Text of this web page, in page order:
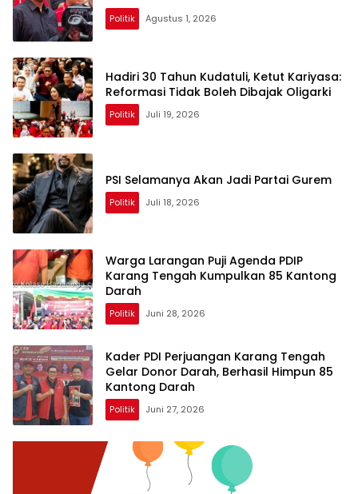
Politik Agustus 1, 2026
Hadiri 30 Tahun Kudatuli, Ketut Kariyasa:
Reformasi Tidak Boleh Dibajak Oligarki
Politik Juli 19, 2026
PSI Selamanya Akan Jadi Partai Gurem
Politik Juli 18, 2026
Warga Larangan Puji Agenda PDIP
Karang Tengah Kumpulkan 85 Kantong
Darah
Politik Juni 28, 2026
Kader PDI Perjuangan Karang Tengah
Gelar Donor Darah, Berhasil Himpun 85
Kantong Darah
Politik Juni 27, 2026